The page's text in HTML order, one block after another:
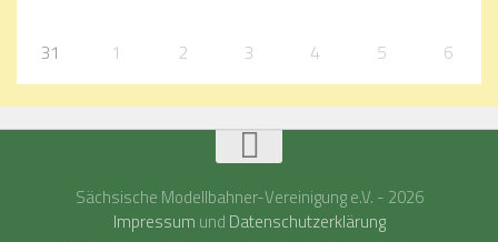
31 1 2 3 4 5 6
Sächsische Modellbahner-Vereinigung e.V. - 2026
Impressum und Datenschutzerklärung